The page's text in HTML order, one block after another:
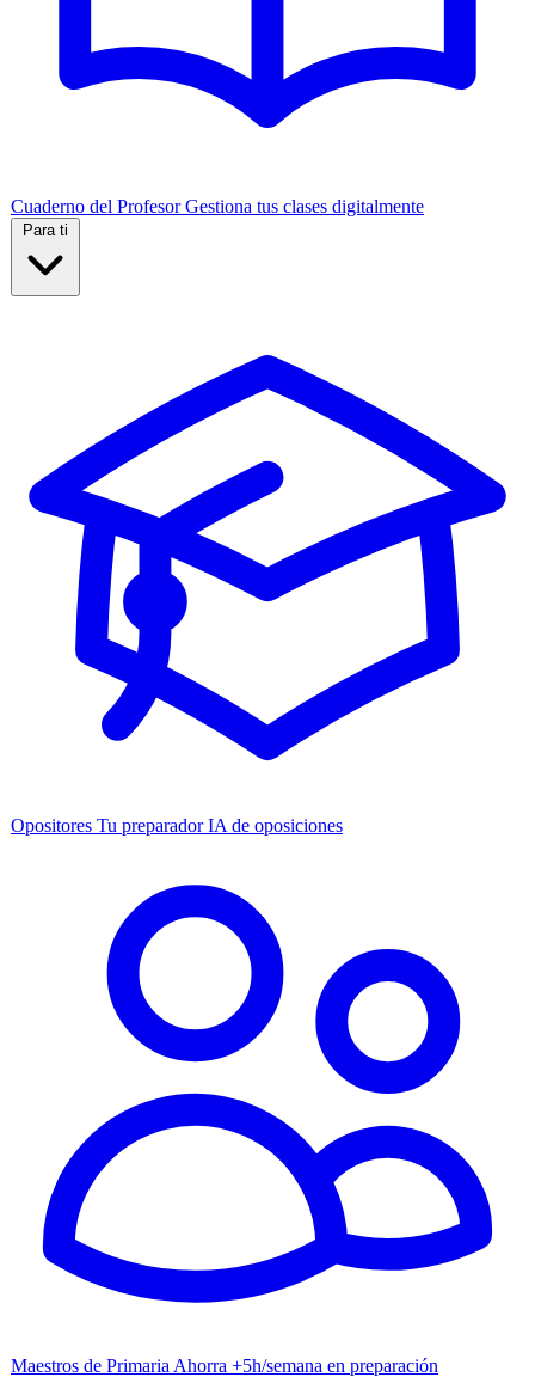
Cuaderno del Profesor Gestiona tus clases digitalmente
Opositores Tu preparador IA de oposiciones
Maestros de Primaria Ahorra +5h/semana en preparación